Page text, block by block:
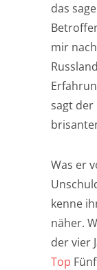
das
mir
sagt der
Was er
kenne
näher.
der vier
Top